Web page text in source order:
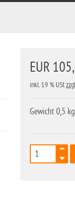
EUR
inkl. 19 % USt
Gewicht 0,5 kg